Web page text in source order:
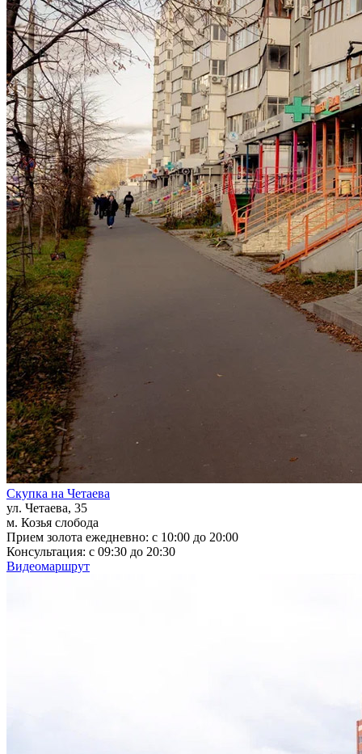
Скупка на Четаева
ул. Четаева, 35
м. Козья слобода
Прием золота ежедневно: с 10:00 до 20:00
Консультация: с 09:30 до 20:30
Видеомаршрут